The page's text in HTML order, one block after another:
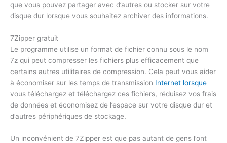
que vous pouvez partager avec d’autres ou stocker sur votre
disque dur lorsque vous souhaitez archiver des informations.
7Zipper gratuit
Le programme utilise un format de fichier connu sous le nom
7z qui peut compresser les fichiers plus efficacement que
certains autres utilitaires de compression. Cela peut vous aider
à économiser sur les temps de transmission Internet lorsque
vous téléchargez et téléchargez ces fichiers, réduisez vos frais
de données et économisez de l’espace sur votre disque dur et
d’autres périphériques de stockage.
Un inconvénient de 7Zipper est que pas autant de gens l’ont